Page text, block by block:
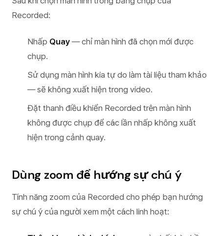
Recorded:
Nhấp Quay — chỉ màn hình đã chọn mới được
chụp.
Sử dụng màn hình kia tự do làm tài liệu tham khảo
— sẽ không xuất hiện trong video.
Đặt thanh điều khiển Recorded trên màn hình
không được chụp để các lần nhấp không xuất
hiện trong cảnh quay.
Dùng zoom để hướng sự chú ý
Tính năng zoom của Recorded cho phép bạn hướng
sự chú ý của người xem một cách linh hoạt: